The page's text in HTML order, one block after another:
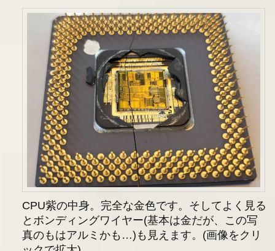
CPU紫の中身。完全な金色です。そしてよく見る
とボンディングワイヤー(基本は金だが、この写
真のもはアルミかも…)も見えます。(画像をクリ